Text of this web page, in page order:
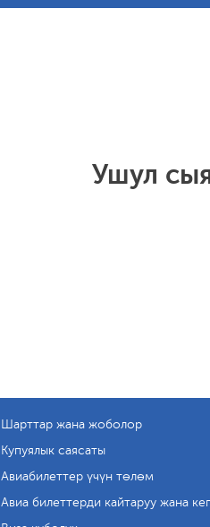
Ушул
Шарттар жана жоболор
Купуялык саясаты
Авиабилеттер үчүн төлөм
Авиа билеттерди кайтаруу жана